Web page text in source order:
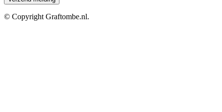
© Copyright Graftombe.nl.